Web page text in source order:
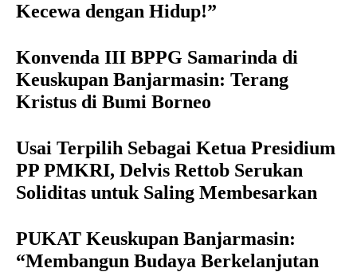
Kecewa dengan Hidup!”
Konvenda III BPPG Samarinda di
Keuskupan Banjarmasin: Terang
Kristus di Bumi Borneo
Usai Terpilih Sebagai Ketua Presidium
PP PMKRI, Delvis Rettob Serukan
Soliditas untuk Saling Membesarkan
PUKAT Keuskupan Banjarmasin:
“Membangun Budaya Berkelanjutan